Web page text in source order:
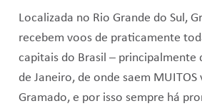
Localizada no Rio Grande do Sul,
recebem voos de praticamente
capitais do Brasil – principalmente
de Janeiro, de onde saem MUITOS
Gramado, e por isso sempre há